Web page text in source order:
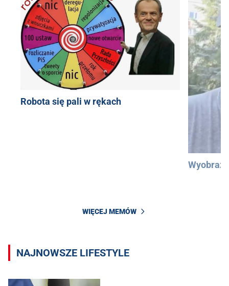
Robota się pali w rękach
WIĘCEJ MEMÓW
NAJNOWSZE LIFESTYLE